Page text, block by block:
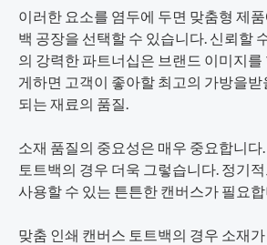
이러한 요소를 염두에 두면 맞춤형 제
백 공장을 선택할 수 있습니다. 신뢰할
의 강력한 파트너십은 브랜드 이미지를
게하면 고객이 좋아할 최고의 가방을받
되는 재료의 품질.
소재 품질의 중요성은 매우 중요합니다
토트백의 경우 더욱 그렇습니다. 정기
사용할 수 있는 튼튼한 캔버스가 필요합
맞춤 인쇄 캔버스 토트백의 경우 소재